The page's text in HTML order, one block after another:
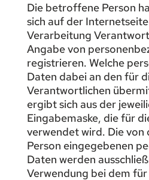
Die betroffene Person
sich auf der
Verarbeitung
Angabe von
registrieren. Welche
Daten dabei an den für
Verantwortlichen
ergibt sich aus der
Eingabemaske, die für
verwendet wird. Die
Person eingegebenen
Daten werden
Verwendung bei dem